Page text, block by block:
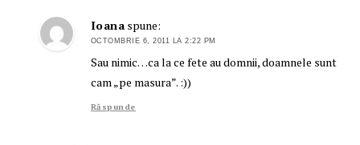
Ioana spune:
OCTOMBRIE 6, 2011 LA 2:22 PM
Sau nimic…ca la ce fete au domnii, doamnele sunt
cam „pe masura”. :))
Răspunde